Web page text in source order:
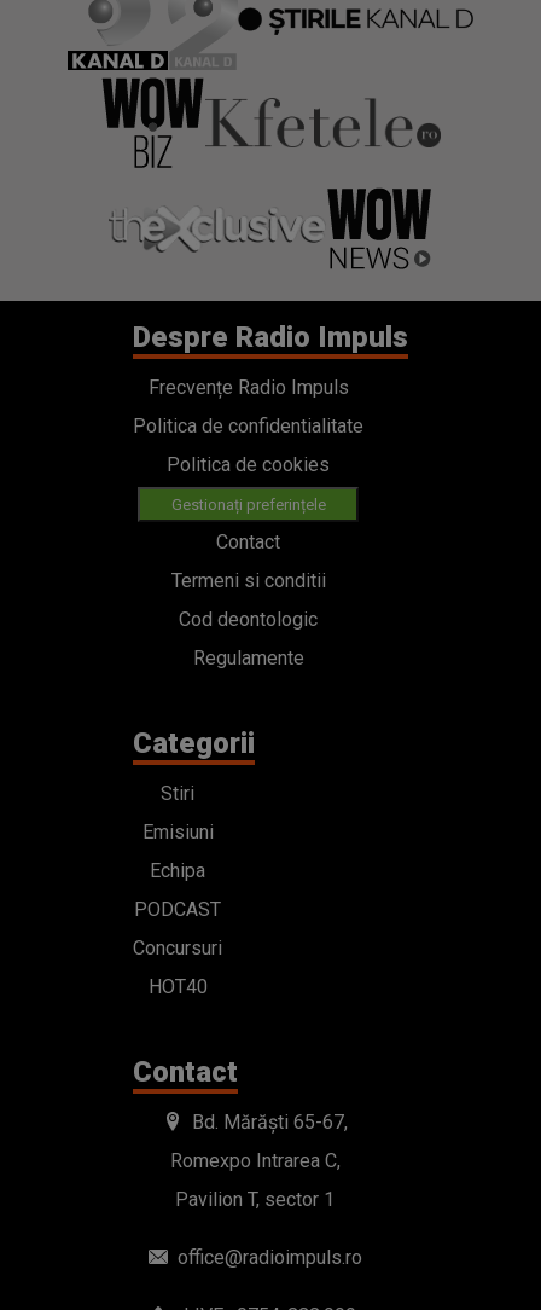
Despre Radio Impuls
Frecvențe Radio Impuls
Politica de confidentialitate
Politica de cookies
Gestionați preferințele
Contact
Termeni si conditii
Cod deontologic
Regulamente
Categorii
Stiri
Emisiuni
Echipa
PODCAST
Concursuri
HOT40
Contact
Bd. Mărăști 65-67,
Romexpo Intrarea C,
Pavilion T, sector 1
office@radioimpuls.ro